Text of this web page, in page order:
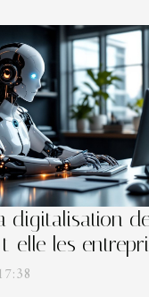
digitalisation
elle les